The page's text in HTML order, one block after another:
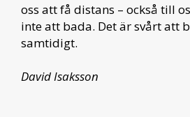
oss att få distans – också till
inte att bada. Det är svårt att
samtidigt.
David Isaksson